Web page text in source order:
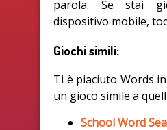
parola. Se stai
dispositivo mobile,
Giochi simili:
Ti è piaciuto Words
un gioco simile a
School Word